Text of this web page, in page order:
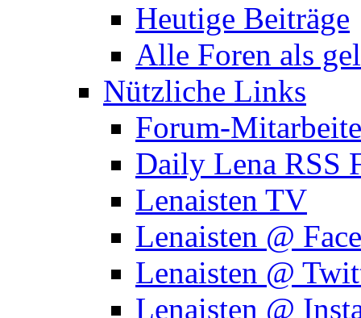
Heutige Beiträge
Alle Foren als
Nützliche Links
Forum-
Daily Lena RSS
Lenaisten TV
Lenaisten @
Lenaisten @
Lenaisten @